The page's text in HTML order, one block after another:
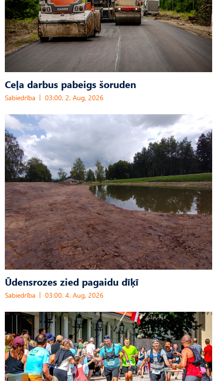
Ceļa darbus pabeigs šoruden
Sabiedrība 03:00, 2. Aug, 2026
Ūdensrozes zied pagaidu dīķī
Sabiedrība 03:00, 4. Aug, 2026